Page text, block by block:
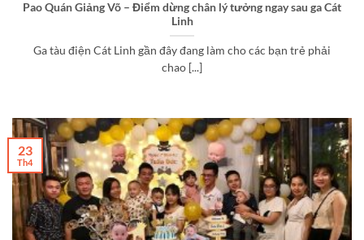
Pao Quán Giảng Võ – Điểm dừng chân lý tưởng ngay sau ga Cát
Linh
Ga tàu điện Cát Linh gần đây đang làm cho các bạn trẻ phải
chao [...]
23
Th4